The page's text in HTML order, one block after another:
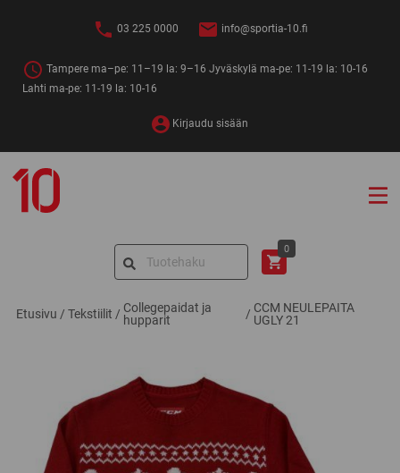
03 225 0000 info@sportia-10.fi
Tampere ma–pe: 11–19 la: 9–16 Jyväskylä ma-pe: 11-19 la: 10-16
Lahti ma-pe: 11-19 la: 10-16
Kirjaudu sisään
10
Search
0
Etusivu / Tekstiilit / Collegepaidat ja
hupparit
/ CCM NEULEPAITA
UGLY 21